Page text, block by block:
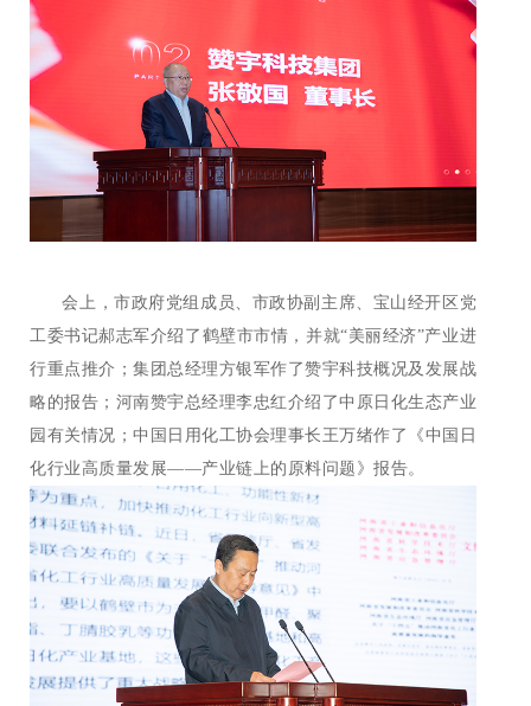
会上，市政府党组成员、市政协副主席、宝山经开区党
工委书记郝志军介绍了鹤壁市市情，并就“美丽经济”产业进
行重点推介；集团总经理方银军作了赞宇科技概况及发展战
略的报告；河南赞宇总经理李忠红介绍了中原日化生态产业
园有关情况；中国日用化工协会理事长王万绪作了《中国日
化行业高质量发展——产业链上的原料问题》报告。